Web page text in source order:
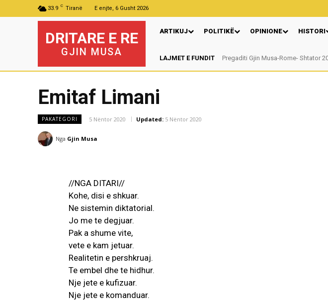
33.9 C Tiranë E enjte, 6 Gusht 2026
DRITARE E RE
GJIN MUSA
ARTIKUJ POLITIKË OPINIONE HISTORI
LAJMET E FUNDITPregaditi Gjin Musa-Rome- Shtator 2025
Nga: Ndue Dedaj
Emitaf Limani
PAKATEGORI 5 Nëntor 2020 Updated: 5 Nëntor 2020
Nga Gjin Musa
//NGA DITARI//
Kohe, disi e shkuar.
Ne sistemin diktatorial.
Jo me te degjuar.
Pak a shume vite,
vete e kam jetuar.
Realitetin e pershkruaj.
Te embel dhe te hidhur.
Nje jete e kufizuar.
Nje jete e komanduar.